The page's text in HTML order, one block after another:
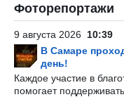
Фоторепортажи
9 августа 2026 10:39
В Самаре
день!
Каждое участие в
помогает